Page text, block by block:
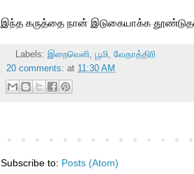
இந்த கருத்தை நான் இடுகையாக்க
Labels: இறைவெளி பூமி
வேதாத்திரி
20 comments: at 11:30 AM
Subscribe to: Posts (Atom)